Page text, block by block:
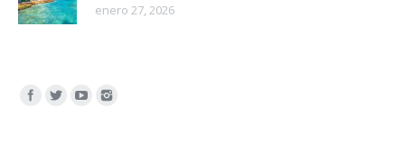
enero 27, 2026
Encuéntranos en: